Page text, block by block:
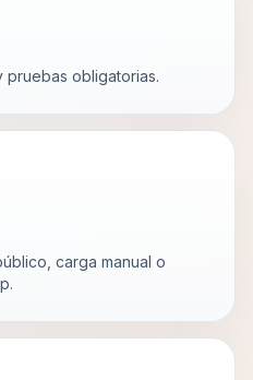
obligatorias.
carga manual o